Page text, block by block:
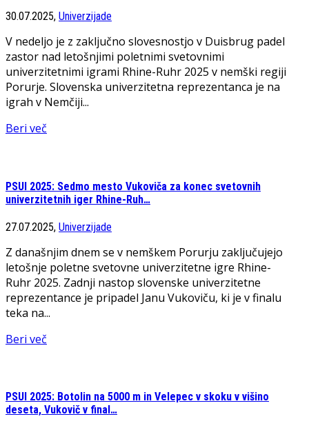
30.07.2025, Univerzijade
V nedeljo je z zaključno slovesnostjo v Duisbrug padel
zastor nad letošnjimi poletnimi svetovnimi
univerzitetnimi igrami Rhine-Ruhr 2025 v nemški regiji
Porurje. Slovenska univerzitetna reprezentanca je na
igrah v Nemčiji...
Beri več
PSUI 2025: Sedmo mesto Vukoviča za konec svetovnih
univerzitetnih iger Rhine-Ruh…
27.07.2025, Univerzijade
Z današnjim dnem se v nemškem Porurju zaključujejo
letošnje poletne svetovne univerzitetne igre Rhine-
Ruhr 2025. Zadnji nastop slovenske univerzitetne
reprezentance je pripadel Janu Vukoviču, ki je v finalu
teka na...
Beri več
PSUI 2025: Botolin na 5000 m in Velepec v skoku v višino
deseta, Vukovič v final…